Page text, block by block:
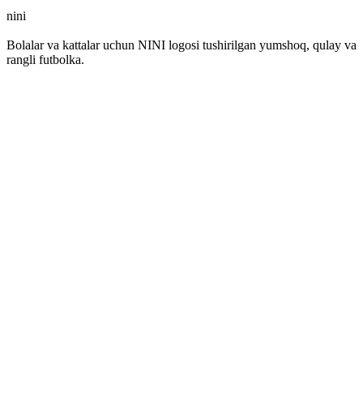
nini
Bolalar va kattalar uchun NINI logosi tushirilgan yumshoq, qulay va
rangli futbolka.